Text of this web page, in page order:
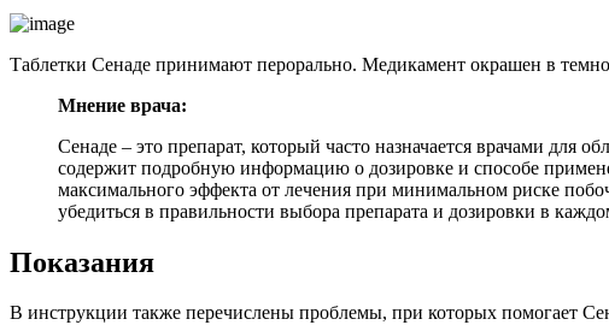
Таблетки Сенаде принимают перорально. Медикамент окрашен в
Мнение врача:
Сенаде – это препарат, который часто назначается врачами для
содержит подробную информацию о дозировке и способе
максимального эффекта от лечения при минимальном риске
убедиться в правильности выбора препарата и дозировки в
Показания
В инструкции также перечислены проблемы, при которых помогает